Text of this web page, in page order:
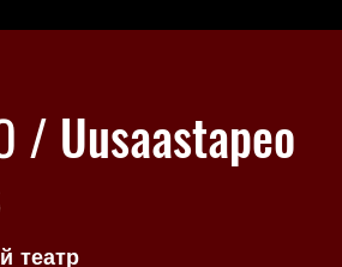
Uusaastapeo
театр